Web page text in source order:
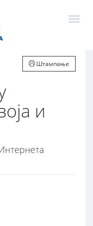
Штампање
и